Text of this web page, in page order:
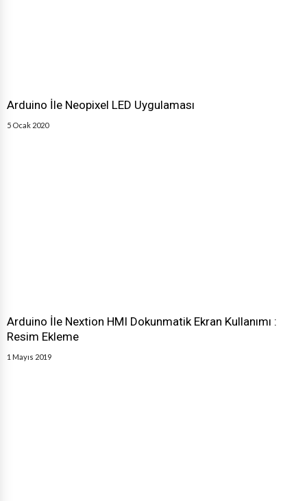
Arduino İle Neopixel LED Uygulaması
5 Ocak 2020
Arduino İle Nextion HMI Dokunmatik Ekran Kullanımı :
Resim Ekleme
1 Mayıs 2019